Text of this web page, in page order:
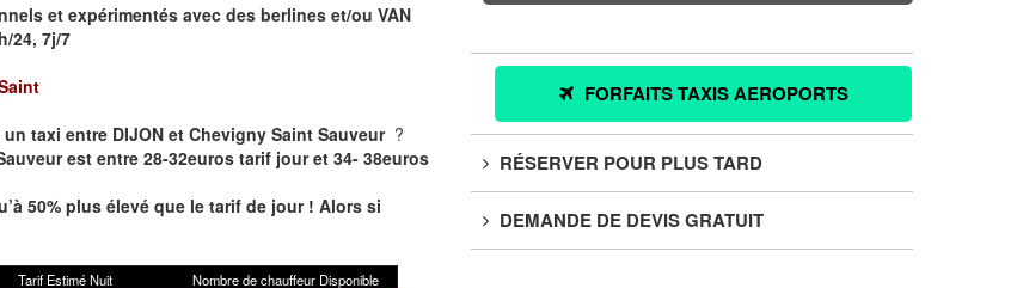
et expérimentés avec des berlines et/ou VAN
24, 7j/7
taxi entre DIJON et Chevigny Saint Sauveur ?
est entre 28-32euros tarif jour et 34- 38euros
50% plus élevé que le tarif de jour ! Alors si
Tarif Estimé Nuit
Nombre de chauffeur Disponible
FORFAITS TAXIS AEROPORTS
RÉSERVER POUR PLUS TARD
DEMANDE DE DEVIS GRATUIT